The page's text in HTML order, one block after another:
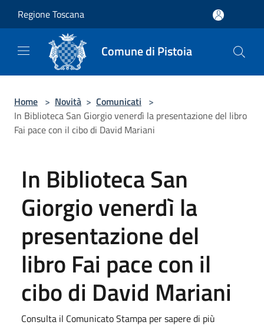
Regione Toscana
Comune di Pistoia
Home > Novità > Comunicati >
In Biblioteca San Giorgio venerdì la presentazione del libro
Fai pace con il cibo di David Mariani
In Biblioteca San
Giorgio venerdì la
presentazione del
libro Fai pace con il
cibo di David Mariani
Consulta il Comunicato Stampa per sapere di più